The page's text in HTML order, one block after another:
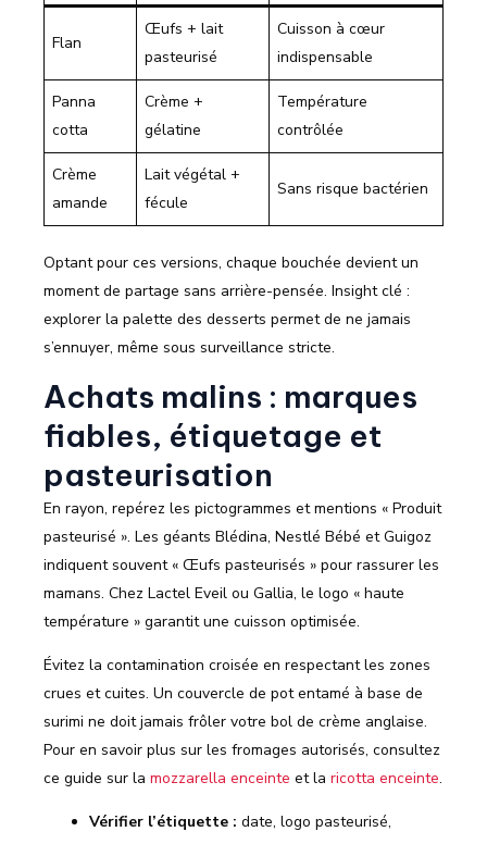
Flan
Œufs + lait
pasteurisé
Cuisson à cœur
indispensable
Panna
cotta
Crème +
gélatine
Température
contrôlée
Crème
amande
Lait végétal +
fécule
Sans risque bactérien
Optant pour ces versions, chaque bouchée devient un
moment de partage sans arrière-pensée. Insight clé :
explorer la palette des desserts permet de ne jamais
s’ennuyer, même sous surveillance stricte.
Achats malins : marques
fiables, étiquetage et
pasteurisation
En rayon, repérez les pictogrammes et mentions « Produit
pasteurisé ». Les géants Blédina, Nestlé Bébé et Guigoz
indiquent souvent « Œufs pasteurisés » pour rassurer les
mamans. Chez Lactel Eveil ou Gallia, le logo « haute
température » garantit une cuisson optimisée.
Évitez la contamination croisée en respectant les zones
crues et cuites. Un couvercle de pot entamé à base de
surimi ne doit jamais frôler votre bol de crème anglaise.
Pour en savoir plus sur les fromages autorisés, consultez
ce guide sur la mozzarella enceinte et la ricotta enceinte.
Vérifier l’étiquette : date, logo pasteurisé,